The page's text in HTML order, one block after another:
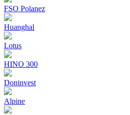
FSO Polanez
Huanghal
Lotus
HINO 300
Doninvest
Alpine